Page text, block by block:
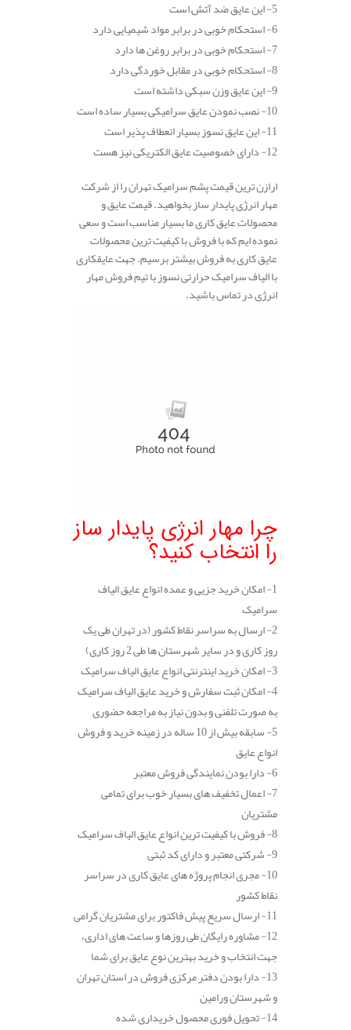
5- این عایق ضد آتش است
6- استحکام خوبی در برابر مواد شیمیایی دارد
7- استحکام خوبی در برابر روغن ها دارد
8- استحکام خوبی در مقابل خوردگی دارد
9- این عایق وزن سبکی داشته است
10- نصب نمودن عایق سرامیکی بسیار ساده است
11- این عایق نسوز بسیار انعطاف پذیر است
12- دارای خصوصیت عایق الکتریکی نیز هست
ارازن ترین قیمت پشم سرامیک تهران را از شرکت
مهار انرژی پایدار ساز بخواهید. قیمت عایق و
محصولات عایق کاری ما بسیار مناسب است و سعی
نموده ایم که با فروش با کیفیت ترین محصولات
عایق کاری به فروش بیشتر برسیم. جهت عایقکاری
با الیاف سرامیک حرارتی نسوز با تیم فروش مهار
انرژی در تماس باشید.
چرا مهار انرژی پایدار ساز
را انتخاب کنید؟
1- امکان خرید جزیی و عمده انواع عایق الیاف
سرامیک
2- ارسال به سراسر نقاط کشور (در تهران طی یک
روز کاری و در سایر شهرستان ها طی 2 روز کاری)
3- امکان خرید اینترنتی انواع عایق الیاف سرامیک
4- امکان ثبت سفارش و خرید عایق الیاف سرامیک
به صورت تلفنی و بدون نیاز به مراجعه حضوری
5- سابقه بیش از 10 ساله در زمینه خرید و فروش
انواع عایق
6- دارا بودن نمایندگی فروش معتبر
7- اعمال تخفیف های بسیار خوب برای تمامی
مشتریان
8- فروش با کیفیت ترین انواع عایق الیاف سرامیک
9- شرکتی معتبر و دارای کد ثبتی
10- مجری انجام پروژه های عایق کاری در سراسر
نقاط کشور
11- ارسال سریع پیش فاکتور برای مشتریان گرامی
12- مشاوره رایگان طی روزها و ساعت های اداری،
جهت انتخاب و خرید بهترین نوع عایق برای شما
13- دارا بودن دفتر مرکزی فروش در استان تهران
و شهرستان ورامین
14- تحویل فوری محصول خریداری شده